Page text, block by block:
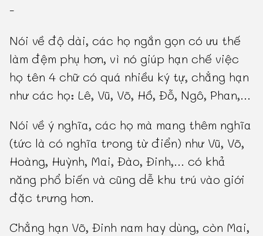
-
Nói về độ dài, các họ ngắn gọn có ưu thế
làm đệm phụ hơn, vì nó giúp hạn chế việc
họ tên 4 chữ có quá nhiều ký tự, chẳng hạn
như các họ: Lê, Vũ, Võ, Hồ, Đỗ, Ngô, Phan,...
Nói về ý nghĩa, các họ mà mang thêm nghĩa
(tức là có nghĩa trong từ điển) như Vũ, Võ,
Hoàng, Huỳnh, Mai, Đào, Đinh,... có khả
năng phổ biến và cũng dễ khu trú vào giới
đặc trưng hơn.
Chẳng hạn Võ, Đinh nam hay dùng, còn Mai,